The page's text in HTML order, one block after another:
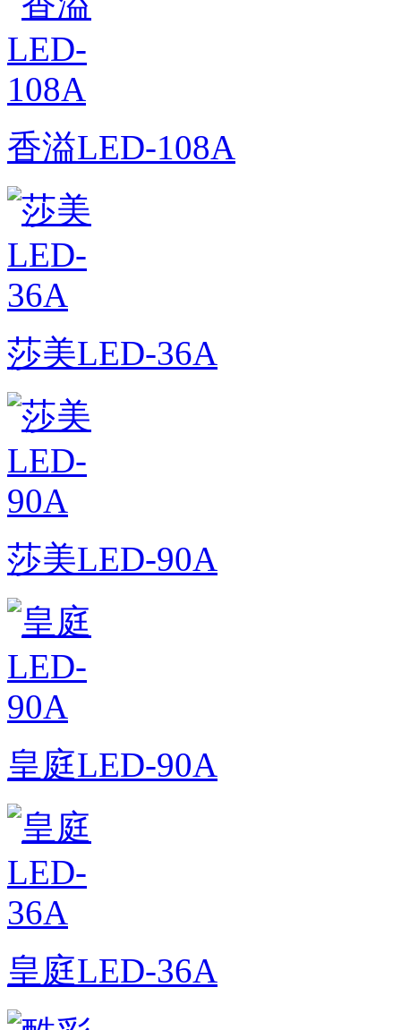
香溢LED-108A
莎美LED-36A
莎美LED-90A
皇庭LED-90A
皇庭LED-36A